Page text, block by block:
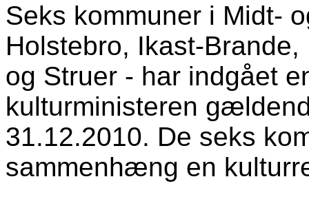
Seks kommuner i Midt-
Holstebro, Ikast-
og Struer - har indgået
kulturministeren
31.12.2010. De seks
sammenhæng en